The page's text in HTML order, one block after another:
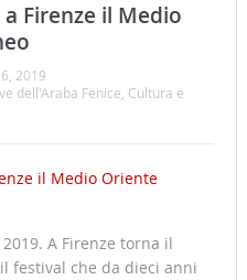
Firenze il Medio
2019
dell'Araba Fenice Cultura e
A Firenze torna il
festival che da dieci anni